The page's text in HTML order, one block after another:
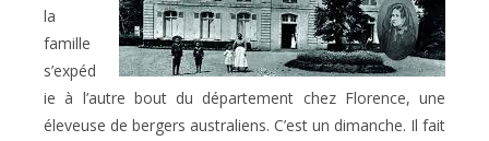
la
famille
s’expéd
ie à l’autre bout du département chez Florence, une
éleveuse de bergers australiens. C’est un dimanche. Il fait